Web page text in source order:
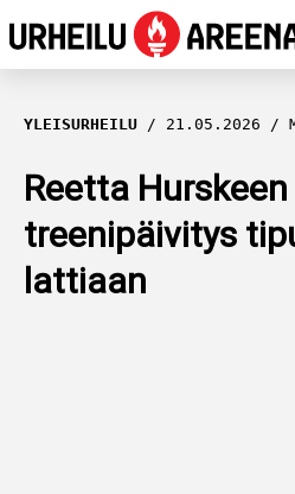
OLYMPIALAISET
MAASTOHIIHTO
AMPUMAHIIHTO
YLEISURHEILU
YLEISURHEILU 21.05.2026
Reetta Hurskeen
treenipäivitys
lattiaan